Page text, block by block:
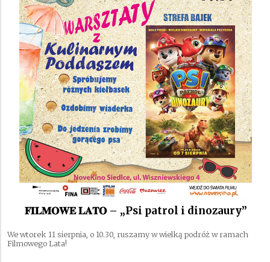
𝐅𝐈𝐋𝐌𝐎𝐖𝐄 𝐋𝐀𝐓𝐎 – „Psi patrol i dinozaury”
We wtorek 11 sierpnia, o 10.30, ruszamy w wielką podróż w ramach
Filmowego Lata!